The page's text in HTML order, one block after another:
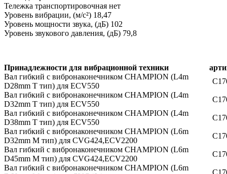
Тележка транспортировочная нет
Уровень вибрации, (м/с²) 18,47
Уровень мощности звука, (дБ) 102
Уровень звукового давления, (дБ) 79,8
Принадлежности для вибрационной техники
Вал гибкий с вибронаконечником CHAMPION (L4m
D28mm T тип) для ECV550
Вал гибкий с вибронаконечником CHAMPION (L4m
D32mm T тип) для ECV550
Вал гибкий с вибронаконечником CHAMPION (L4m
D38mm T тип) для ECV550
Вал гибкий с вибронаконечником CHAMPION (L6m
D32mm M тип) для CVG424,ECV2200
Вал гибкий с вибронаконечником CHAMPION (L6m
D45mm M тип) для CVG424,ECV2200
Вал гибкий с вибронаконечником CHAMPION (L6m